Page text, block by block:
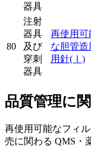
器具
80
注射
器具
及び
穿刺
器具
再使用可
な胆管造
用針(Ⅰ)
品質管理に
再使用可能なフィ
売に関わる QMS・